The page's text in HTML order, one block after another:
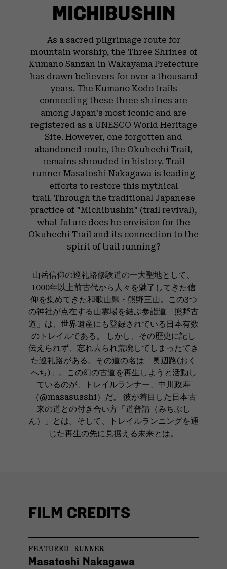
MICHIBUSHIN
As a sacred pilgrimage route for
mountain worship, the Three Shrines of
Kumano Sanzan in Wakayama Prefecture
has drawn believers for over a thousand
years. The Kumano Kodo trails
connecting these three shrines are
among Japan's most iconic and are
registered as a UNESCO World Heritage
Site. However, one forgotten and
abandoned route, the Okuhechi Trail,
remains shrouded in history. Trail
runner Masatoshi Nakagawa is leading
efforts to restore this mythical
trail. Through the traditional Japanese
practice of "Michibushin" (trail revival),
what future does he envision for the
Okuhechi Trail and its connection to the
spirit of trail running?
山岳信仰の巡礼路修験道の一大聖地として、
1000年以上前古代から人々を魅了してきた信
仰を集めてきた和歌山県・熊野三山。この3つ
の神社が点在する山霊場を結ぶ参詣道「熊野古
道」は、世界遺産にも登録されている日本有数
のトレイルである。 しかし、その歴史に記し
伝えられず、忘れ去られ荒廃してしまったてき
た巡礼路がある。その道の名は「奥辺路(おく
へち)」。この幻の古道を再生しようと活動し
ているのが、トレイルランナー、中川政寿
（@masasusshi）だ。 彼が着目した日本古
来の道との付き合い方「道普請（みちぶし
ん）」とは。そして、トレイルランニングを通
じた再生の先に見据える未来とは。
FILM CREDITS
FEATURED RUNNER
Masatoshi Nakagawa